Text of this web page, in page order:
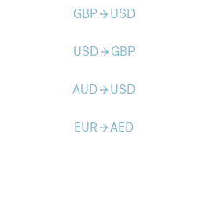
GBParrow_forward USD
USDarrow_forward GBP
AUDarrow_forward USD
EURarrow_forwardAED